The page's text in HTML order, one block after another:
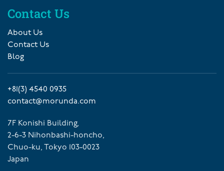
Contact Us
About Us
Contact Us
Blog
+81(3) 4540 0935
contact@morunda.com
7F Konishi Building,
2-6-3 Nihonbashi-honcho,
Chuo-ku, Tokyo 103-0023
Japan